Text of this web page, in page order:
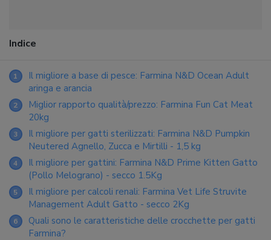
Indice
1
Il migliore a base di pesce: Farmina N&D Ocean Adult
aringa e arancia
2
Miglior rapporto qualità/prezzo: Farmina Fun Cat Meat
20kg
3
Il migliore per gatti sterilizzati: Farmina N&D Pumpkin
Neutered Agnello, Zucca e Mirtilli - 1,5 kg
4
Il migliore per gattini: Farmina N&D Prime Kitten Gatto
(Pollo Melograno) - secco 1.5Kg
5
Il migliore per calcoli renali: Farmina Vet Life Struvite
Management Adult Gatto - secco 2Kg
6
Quali sono le caratteristiche delle crocchette per gatti
Farmina?